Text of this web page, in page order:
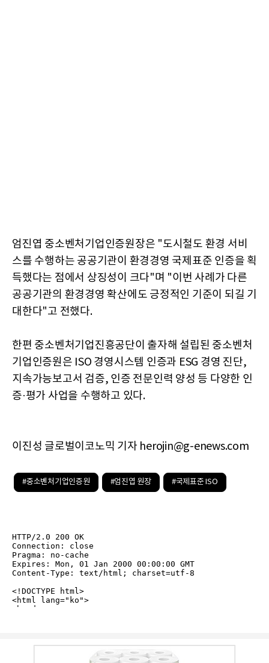
엄진엽 중소벤처기업인증원장은 "도시철도 환경 서비
스를 수행하는 공공기관이 환경경영 국제표준 인증을 획
득했다는 점에서 상징성이 크다"며 "이번 사례가 다른
공공기관의 환경경영 확산에도 긍정적인 기준이 되길 기
대한다"고 전했다.
한편 중소벤처기업진흥공단이 출자해 설립된 중소벤처
기업인증원은 ISO 경영시스템 인증과 ESG 경영 진단,
지속가능보고서 검증, 인증 전문인력 양성 등 다양한 인
증·평가 사업을 수행하고 있다.
이진성 글로벌이코노믹 기자 herojin@g-enews.com
#중소벤처기업인증원 #엄진엽 원장 #국제표준 ISO